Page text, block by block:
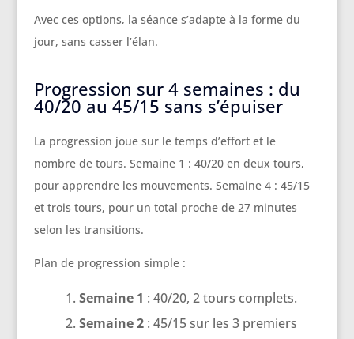
Avec ces options, la séance s’adapte à la forme du
jour, sans casser l’élan.
Progression sur 4 semaines : du
40/20 au 45/15 sans s’épuiser
La progression joue sur le temps d’effort et le
nombre de tours. Semaine 1 : 40/20 en deux tours,
pour apprendre les mouvements. Semaine 4 : 45/15
et trois tours, pour un total proche de 27 minutes
selon les transitions.
Plan de progression simple :
Semaine 1 : 40/20, 2 tours complets.
Semaine 2: 45/15 sur les 3 premiers